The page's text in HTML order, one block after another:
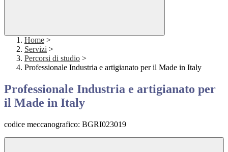
Home >
Servizi >
Percorsi di studio >
Professionale Industria e artigianato per il Made in Italy
Professionale Industria e artigianato per
il Made in Italy
codice meccanografico: BGRI023019